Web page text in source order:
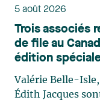
5 août 2026
Trois associés
de file au
édition
Valérie Belle-
Édith Jacques